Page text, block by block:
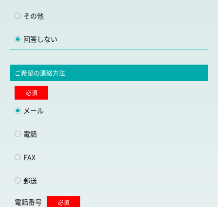
その他
回答しない
ご希望の連絡方法
必須
メール
電話
FAX
郵送
電話番号 必須